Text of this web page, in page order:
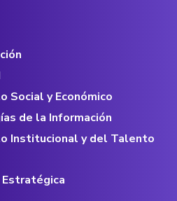
Social y Económico
de la Información
Institucional y del Talento
Estratégica